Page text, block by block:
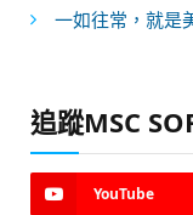
一如往常，就是
追蹤MSC
YouTube